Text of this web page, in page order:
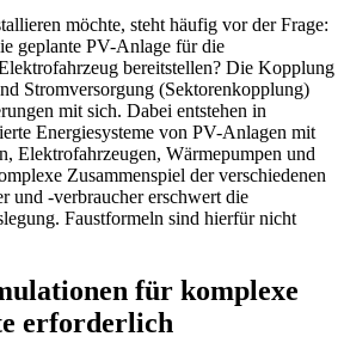
möchte, steht häufig vor der Frage:
geplante PV-Anlage für die
bereitstellen? Die Kopplung
Stromversorgung (Sektorenkopplung)
mit sich. Dabei entstehen in
Energiesysteme von PV-Anlagen mit
Elektrofahrzeugen, Wärmepumpen und
Zusammenspiel der verschiedenen
und -verbraucher erschwert die
Faustformeln sind hierfür nicht
für komplexe
erforderlich